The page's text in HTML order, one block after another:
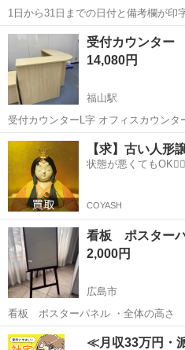
1日から31日までの日付と備考欄が印
ケジュール管理に最適な月間予定表
31...
広島 福山市 福山駅 オフ
受付カウンター
14,080円
福山駅
受付カウンターL字 オフィスカウンターL字
カ 幅 1200mm 奥行 450mm 高さ 1000mm ご検討 よろしくお願
いします。
広島 福山市 福山駅 オフ
【求】古い人形
状態が悪くても
COYASH
看板 ポスター
2,000円
広島市
看板 ポスターパネル ・全体の高さ 約1.3m ※取引詳細
ールをご確認ください
広島 広島市 オフィス用家具
≪月収33万円・